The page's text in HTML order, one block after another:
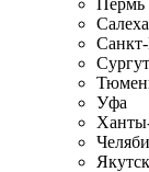
Пермь
Сургут
Уфа
Якутск